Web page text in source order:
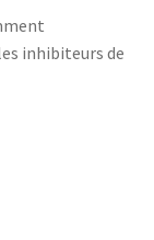
inhibiteurs de